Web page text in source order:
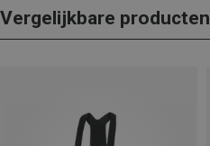
Vergelijkbare producten